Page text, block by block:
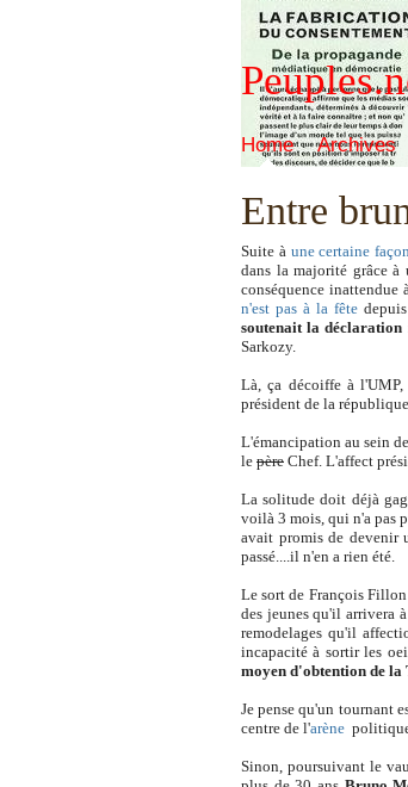
Home Archives
Entre
Suite à unecertaine
dans la majorité grâce
conséquence
n'est pas à la fête
soutenait la déclaration
Sarkozy.
Là, ça décoiffe à
président de la
L'émancipation au sein
le père Chef. L'affect
La solitude doit déjà
voilà 3 mois, qui n'a pas
avait promis de devenir
passé....il n'en a rien été.
Le sort de François
des jeunes qu'il arrivera
remodelages qu'il
incapacité à sortir les
moyen d'obtention de la
Je pense qu'un tournant
centre de l'arène
Sinon, poursuivant le